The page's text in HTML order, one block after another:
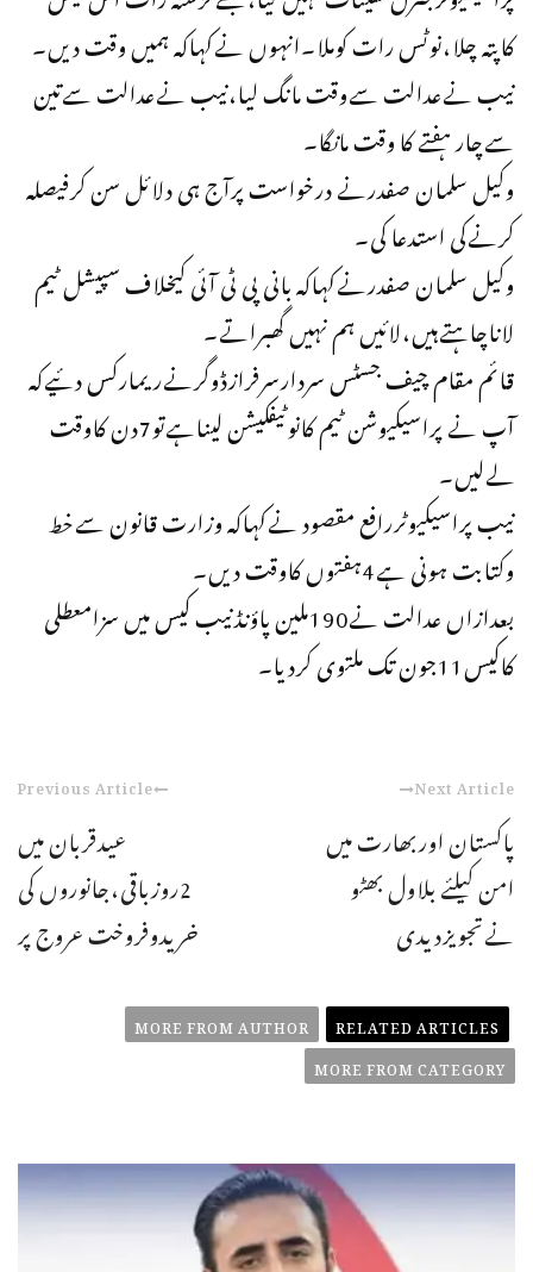
کاپتہ چلا،نوٹس رات کوملا۔انہوں نےکہاکہ ہمیں وقت دیں۔
نیب نےعدالت سےوقت مانگ لیا،نیب نےعدالت سےتین
سےچار ہفتے کا وقت مانگا۔
وکیل سلمان صفدرنے درخواست پرآج ہی دلائل سن کرفیصلہ
کرنےکی استدعا کی۔
وکیل سلمان صفدرنےکہاکہ بانی پی ٹی آئی کیخلاف سپیشل ٹیم
لاناچاہتےہیں،لائیں ہم نہیں گھبراتے۔
قائم مقام چیف جسٹس سردارسرفرازڈوگرنےریمارکس دئیےکہ
آپ نے پراسیکیوشن ٹیم کانوٹیفکیشن لیناہےتو7دن کاوقت
لےلیں۔
نیب پراسیکیوٹررافع مقصود نےکہاکہ وزارت قانون سےخط
وکتابت ہونی ہے4ہفتوں کاوقت دیں۔
بعدازاں عدالت نے190ملین پاؤنڈنیب کیس میں سزامعطلی
کاکیس11جون تک ملتوی کردیا۔
Previous Article
عیدقربان میں
2روزباقی،جانوروں کی
خریدوفروخت عروج پر
Next Article
پاکستان اوربھارت میں
امن کیلئے بلاول بھٹو
نےتجویزدیدی
RELATED ARTICLES
MORE FROM AUTHOR
MORE FROM CATEGORY